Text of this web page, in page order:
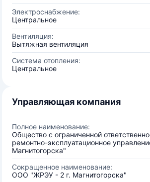
Электроснабжение:
Центральное
Вентиляция:
Вытяжная вентиляция
Система отопления:
Центральное
Управляющая компания
Полное наименование:
Общество с ограниченной
ремонтно-эксплуатационное
Магнитогорска"
Сокращенное наименование:
ООО "ЖРЭУ - 2 г. Магнитогорска"